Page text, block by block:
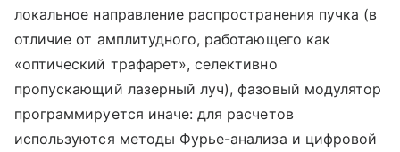
локальное направление распространения пучка (в
отличие от амплитудного, работающего как
«оптический трафарет», селективно
пропускающий лазерный луч), фазовый модулятор
программируется иначе: для расчетов
используются методы Фурье-анализа и цифровой